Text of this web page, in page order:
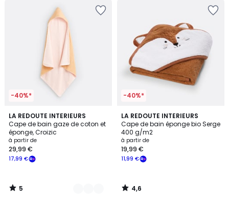
-40%*
LA REDOUTE INTERIEURS
Cape de bain gaze de coton et
éponge, Croizic
à partir de
17,99 €
29,99 €
5
/
5
2
Couleurs
5
/
-40%*
LA REDOUTE INTERIEURS
Cape de bain éponge bio Serge
400 g/m2
à partir de
11,99 €
19,99 €
4,6
/ 5
4,6
/